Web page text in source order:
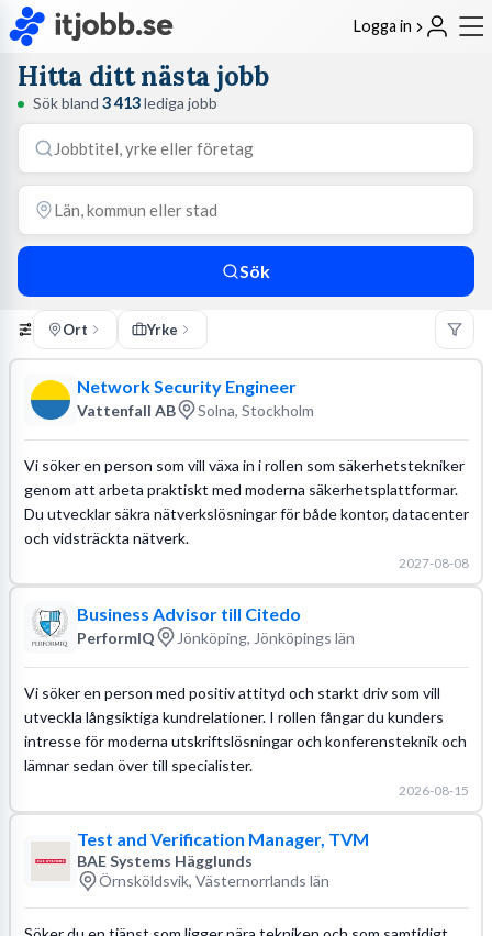
Logga in
Hitta ditt nästa jobb
Sök bland 3 413lediga jobb
Sök
Ort Yrke
Network Security Engineer
Vattenfall AB Solna, Stockholm
Vi söker en person som vill växa in i rollen som säkerhetstekniker
genom att arbeta praktiskt med moderna säkerhetsplattformar.
Du utvecklar säkra nätverkslösningar för både kontor, datacenter
och vidsträckta nätverk.
2027-08-08
Business Advisor till Citedo
PerformIQ Jönköping, Jönköpings län
Vi söker en person med positiv attityd och starkt driv som vill
utveckla långsiktiga kundrelationer. I rollen fångar du kunders
intresse för moderna utskriftslösningar och konferensteknik och
lämnar sedan över till specialister.
2026-08-15
Test and Verification Manager, TVM
BAE Systems Hägglunds
Örnsköldsvik, Västernorrlands län